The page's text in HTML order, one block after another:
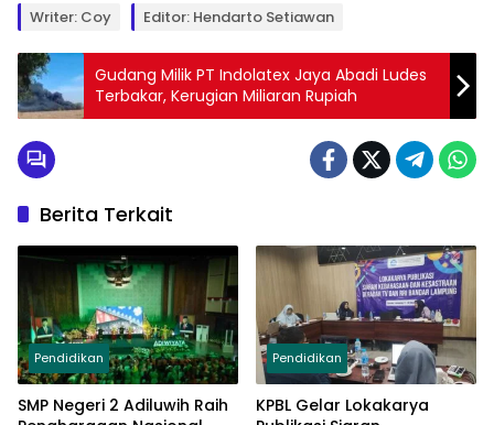
Writer: Coy Editor: Hendarto Setiawan
Gudang Milik PT Indolatex Jaya Abadi Ludes
Terbakar, Kerugian Miliaran Rupiah
Berita Terkait
Pendidikan
SMP Negeri 2 Adiluwih Raih
Pendidikan
KPBL Gelar Lokakarya